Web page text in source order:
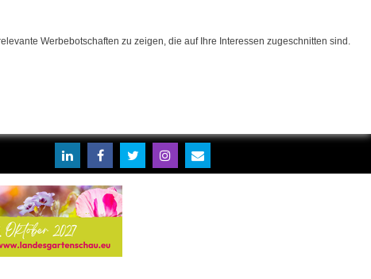
Werbebotschaften zu zeigen, die auf Ihre Interessen zugeschnitten sind.